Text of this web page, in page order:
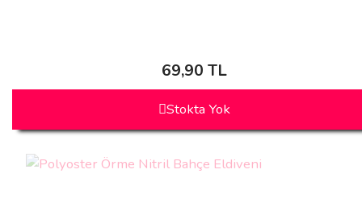
69,90 TL
Stokta Yok